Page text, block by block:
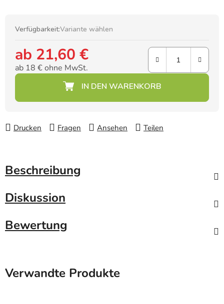
Verfügbarkeit:Variante wählen
ab 21,60 €
ab 18 €ohne MwSt.
Drucken Fragen Ansehen Teilen
Beschreibung
Diskussion
Bewertung
Verwandte Produkte